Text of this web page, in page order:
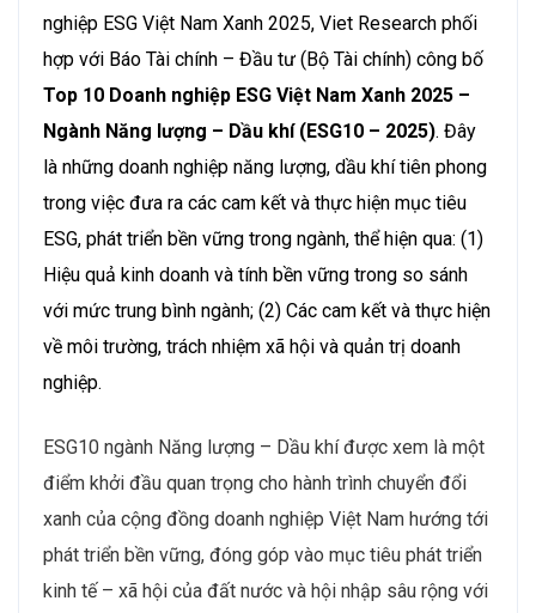
nghiệp ESG Việt Nam Xanh 2025, Viet Research phối
hợp với Báo Tài chính – Đầu tư (Bộ Tài chính) công bố
Top 10 Doanh nghiệp ESG Việt Nam Xanh 2025 –
Ngành Năng lượng – Dầu khí (ESG10 – 2025). Đây
là những doanh nghiệp năng lượng, dầu khí tiên phong
trong việc đưa ra các cam kết và thực hiện mục tiêu
ESG, phát triển bền vững trong ngành, thể hiện qua: (1)
Hiệu quả kinh doanh và tính bền vững trong so sánh
với mức trung bình ngành; (2) Các cam kết và thực hiện
về môi trường, trách nhiệm xã hội và quản trị doanh
nghiệp.
ESG10 ngành Năng lượng – Dầu khí được xem là một
điểm khởi đầu quan trọng cho hành trình chuyển đổi
xanh của cộng đồng doanh nghiệp Việt Nam hướng tới
phát triển bền vững, đóng góp vào mục tiêu phát triển
kinh tế – xã hội của đất nước và hội nhập sâu rộng với